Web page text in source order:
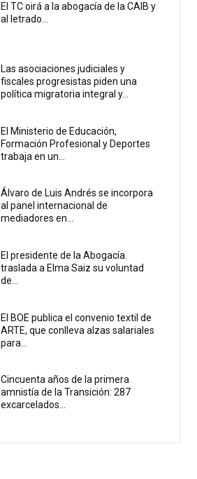
El TC oirá a la abogacía de la CAIB y
al letrado...
Las asociaciones judiciales y
fiscales progresistas piden una
política migratoria integral y...
El Ministerio de Educación,
Formación Profesional y Deportes
trabaja en un...
Álvaro de Luis Andrés se incorpora
al panel internacional de
mediadores en...
El presidente de la Abogacía
traslada a Elma Saiz su voluntad
de...
El BOE publica el convenio textil de
ARTE, que conlleva alzas salariales
para...
Cincuenta años de la primera
amnistía de la Transición: 287
excarcelados...